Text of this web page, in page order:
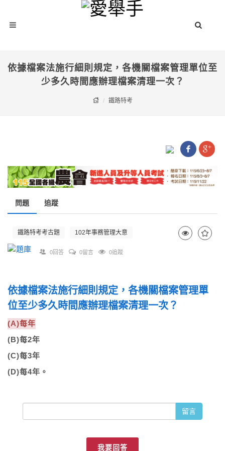
依據檔案法施行細則規定，各機關檔案管理單位至
少多久時間應辦理檔案清理一次？
鐵路特考
問題 追蹤
鐵路特考考古題 102年事務管理大意
0回答 0留言 0追蹤
依據檔案法施行細則規定，各機關檔案管理單
位至少多久時間應辦理檔案清理一次？
(A)每年
(B)每2年
(C)每3年
(D)每4年。
留言
我要回答